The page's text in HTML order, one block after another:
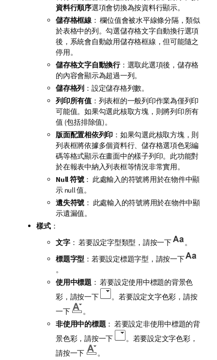
資料行順序選項會切換為按資料行顯示。
儲存格框線： 欄位值會被水平線條分隔，類似
於表格中的列。勾選儲存格文字自動換行選項
後，系統會自動啟用儲存格框線 ，但可能隨之
停用。
儲存格文字自動換行：選取此選項後，儲存格
的內容會顯示為超過一列。
儲存格列 ：設定儲存格列數。
列印所有值：列表框的一般列印作業為僅列印
可能值。如果勾選此核取方塊，則將列印所有
值 (包括排除值)。
版面配置相依列印 ：如果勾選此核取方塊，則
列表框將依據多個資料行、儲存格選項色彩編
碼等格式顯示在畫面中的樣子列印。此功能對
於在報表中納入列表框等情況非常實用。
Null 符號： 此處輸入的符號將用於在物件中顯
示 null 值。
遺失符號 ： 此處輸入的符號將用於在物件中顯
示遺漏值。
樣式：
文字： 若要設定字型類型，請按一下
。
標題字型 ：若要設定標題字型，請按一下
。
使用中標題 ： 若要設定使用中標題的背景色
彩，請按一下
。若要設定文字色彩，請按
一下
。
非使用中的標題 ： 若要設定非使用中標題的背
景色彩，請按一下
。若要設定文字色彩，
請按一下
。